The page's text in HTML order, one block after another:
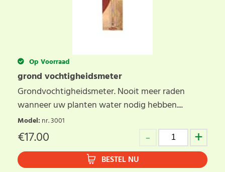
Op Voorraad
grond vochtigheidsmeter
Grondvochtigheidsmeter. Nooit meer raden
wanneer uw planten water nodig hebben....
Model: nr. 3001
€17.00
BESTEL NU